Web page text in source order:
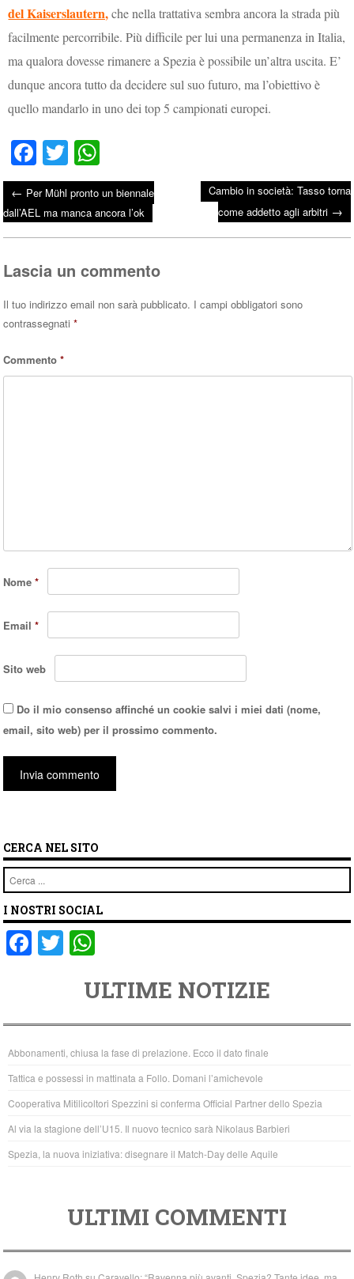
del Kaiserslautern,che nella trattativa sembra ancora la strada più
facilmente percorribile. Più difficile per lui una permanenza in Italia,
ma qualora dovesse rimanere a Spezia è possibile un’altra uscita. E’
dunque ancora tutto da decidere sul suo futuro, ma l’obiettivo è
quello mandarlo in uno dei top 5 campionati europei.
Fa
ce
bo
ok
T
wi
tte
r
ha
ts
A
Post navigation
← Per Mühl pronto un biennale
dall’AEL ma manca ancora l’ok
Cambio in società: Tasso torna
come addetto agli arbitri →
Lascia un commento
Il tuo indirizzo email non sarà pubblicato. I campi obbligatori sono
contrassegnati*
Commento*
Nome*
Email*
Sito web
Do il mio consenso affinché un cookie salvi i miei dati (nome,
email, sito web) per il prossimo commento.
CERCA NEL SITO
Cerca
I NOSTRI SOCIAL
F
a
e
b
o
o
k
T
wi
er
at
s
A
p
p
ULTIME NOTIZIE
Abbonamenti, chiusa la fase di prelazione. Ecco il dato finale
Tattica e possessi in mattinata a Follo. Domani l’amichevole
Cooperativa Mitilicoltori Spezzini si conferma Official Partner dello Spezia
Al via la stagione dell’U15. Il nuovo tecnico sarà Nikolaus Barbieri
Spezia, la nuova iniziativa: disegnare il Match-Day delle Aquile
ULTIMI COMMENTI